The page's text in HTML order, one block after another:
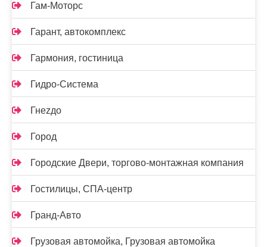
Гам-Моторс
Гарант, автокомплекс
Гармония, гостиница
Гидро-Система
Гнеzдо
Город
Городские Двери, торгово-монтажная компания
Гостилицы, СПА-центр
Гранд-Авто
Грузовая автомойка, Грузовая автомойка